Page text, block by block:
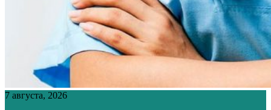
7 августа, 2026